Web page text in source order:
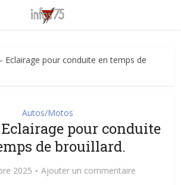
Eclairage pour conduite en temps de
Autos/Motos
pour conduite
de brouillard.
2025 Ajouter un commentaire